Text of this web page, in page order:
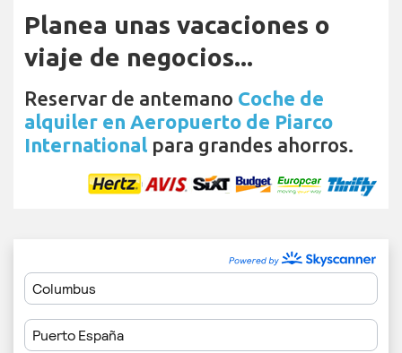
Planea unas vacaciones o
viaje de negocios...
Reservar de antemano Coche de
alquiler en Aeropuerto de Piarco
International para grandes ahorros.